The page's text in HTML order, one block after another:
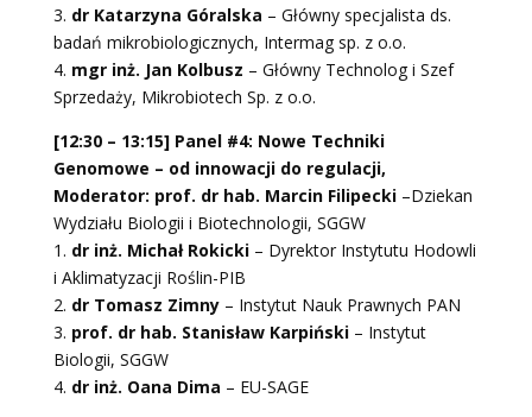
3. dr Katarzyna Góralska – Główny specjalista ds.
badań mikrobiologicznych, Intermag sp. z o.o.
4. mgr inż. Jan Kolbusz – Główny Technolog i Szef
Sprzedaży, Mikrobiotech Sp. z o.o.
[12:30 – 13:15] Panel #4: Nowe Techniki
Genomowe – od innowacji do regulacji,
Moderator: prof. dr hab. Marcin Filipecki–Dziekan
Wydziału Biologii i Biotechnologii, SGGW
1. dr inż. Michał Rokicki– Dyrektor Instytutu Hodowli
i Aklimatyzacji Roślin-PIB
2. dr Tomasz Zimny– Instytut Nauk Prawnych PAN
3. prof. dr hab. Stanisław Karpiński– Instytut
Biologii, SGGW
4. dr inż. Oana Dima – EU-SAGE